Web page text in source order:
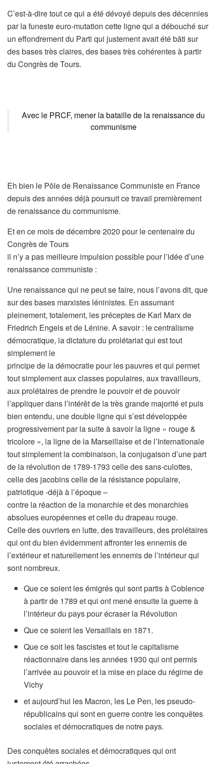
C’est-à-dire tout ce qui a été dévoyé depuis des décennies
par la funeste euro-mutation cette ligne qui a débouché sur
un effondrement du Parti qui justement avait été bâti sur
des bases très claires, des bases très cohérentes à partir
du Congrès de Tours.
Avec le PRCF, mener la bataille de la renaissance du
communisme
Eh bien le Pôle de Renaissance Communiste en France
depuis des années déjà poursuit ce travail premièrement
de renaissance du communisme.
Et en ce mois de décembre 2020 pour le centenaire du
Congrès de Tours
il n’y a pas meilleure impulsion possible pour l’idée d’une
renaissance communiste :
Une renaissance qui ne peut se faire, nous l’avons dit, que
sur des bases marxistes léninistes. En assumant
pleinement, totalement, les préceptes de Karl Marx de
Friedrich Engels et de Lénine. A savoir : le centralisme
démocratique, la dictature du prolétariat qui est tout
simplement le
principe de la démocratie pour les pauvres et qui permet
tout simplement aux classes populaires, aux travailleurs,
aux prolétaires de prendre le pouvoir et de pouvoir
l’appliquer dans l’intérêt de la très grande majorité et puis
bien entendu, une double ligne qui s’est développée
progressivement par la suite à savoir la ligne « rouge &
tricolore », la ligne de la Marseillaise et de l’Internationale
tout simplement la combinaison, la conjugaison d’une part
de la révolution de 1789-1793 celle des sans-culottes,
celle des jacobins celle de la résistance populaire,
patriotique -déjà à l’époque –
contre la réaction de la monarchie et des monarchies
absolues européennes et celle du drapeau rouge.
Celle des ouvriers en lutte, des travailleurs, des prolétaires
qui ont du bien évidemment affronter les ennemis de
l’extérieur et naturellement les ennemis de l’intérieur qui
sont nombreux.
Que ce soient les émigrés qui sont partis à Coblence
à partir de 1789 et qui ont mené ensuite la guerre à
l’intérieur du pays pour écraser la Révolution
Que ce soient les Versaillais en 1871.
Que ce soit les fascistes et tout le capitalisme
réactionnaire dans les années 1930 qui ont permis
l’arrivée au pouvoir et la mise en place du régime de
Vichy
et aujourd’hui les Macron, les Le Pen, les pseudo-
républicains qui sont en guerre contre les conquêtes
sociales et démocratiques de notre pays.
Des conquêtes sociales et démocratiques qui ont